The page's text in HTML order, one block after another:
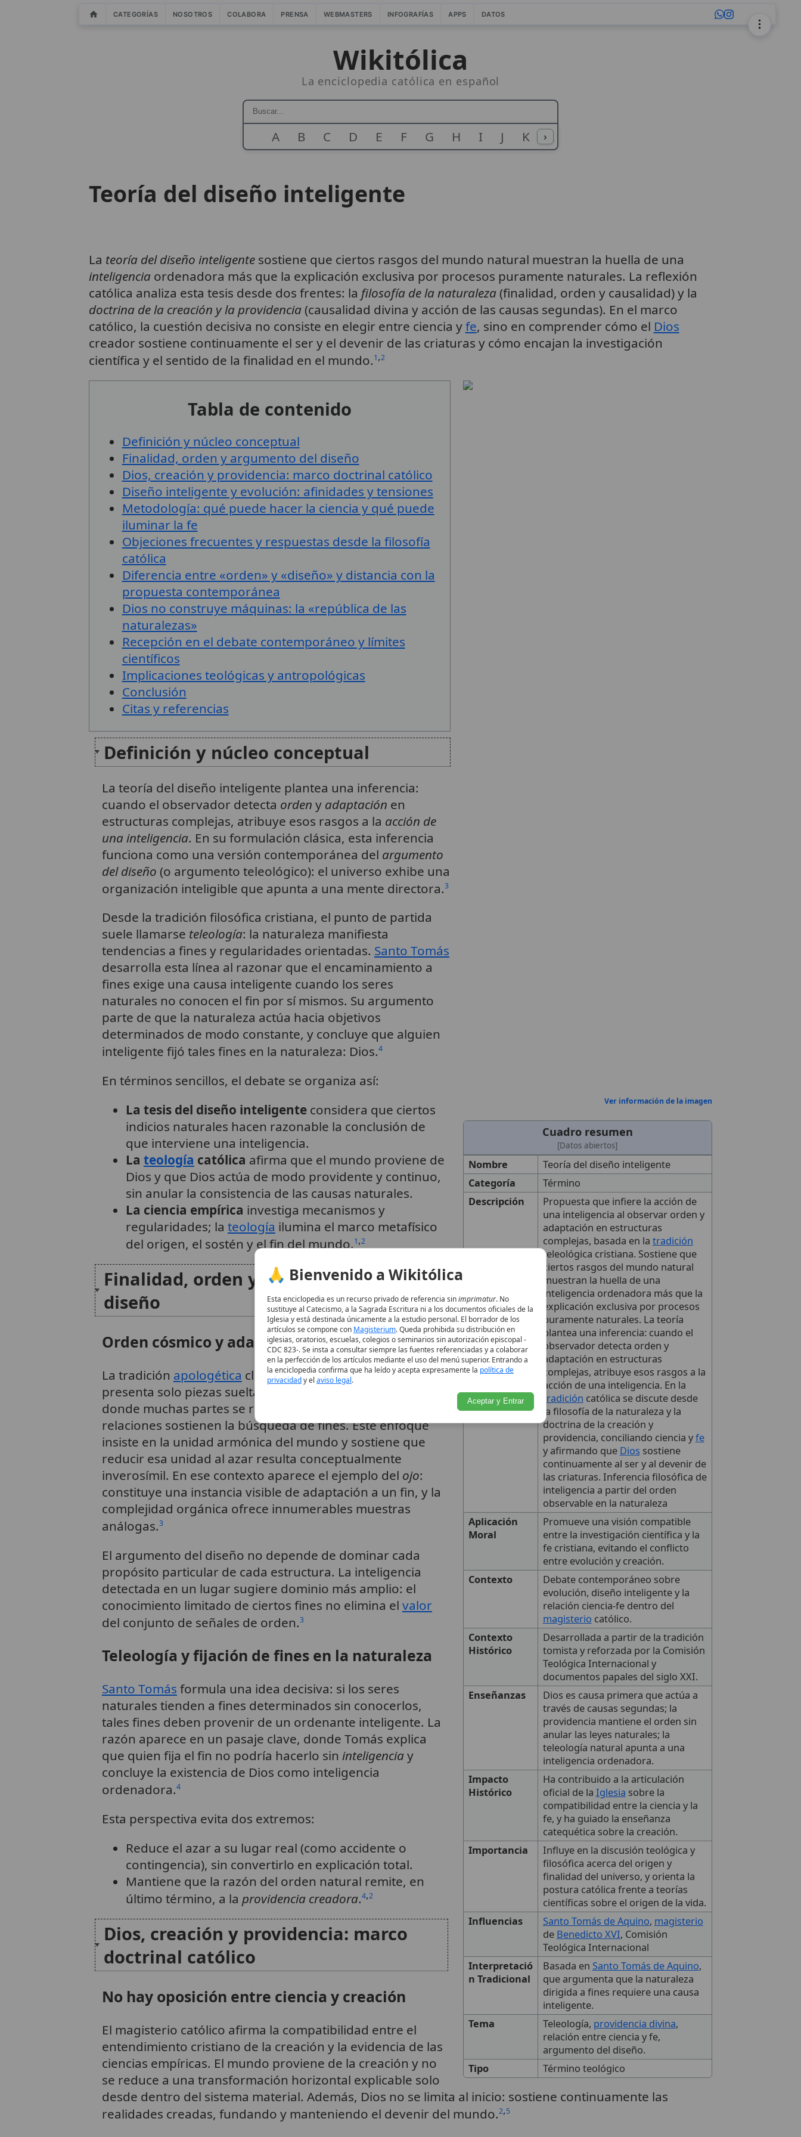
CATEGORÍAS NOSOTROS COLABORA PRENSA WEBMASTERS INFOGRAFÍAS APPS DATOS
Wikitólica
La enciclopedia católica en español
A B C D E F G H I J K L
›
Teoría del diseño inteligente
La teoría del diseño inteligentesostiene que ciertos rasgos del mundo natural muestran la huella de una
inteligenciaordenadora más que la explicación exclusiva por procesos puramente naturales. La reflexión
católica analiza esta tesis desde dos frentes: la filosofía de la naturaleza(finalidad, orden y causalidad) y la
doctrina de la creación y la providencia(causalidad divina y acción de las causas segundas). En el marco
católico, la cuestión decisiva no consiste en elegir entre ciencia yfe, sino en comprender cómo el Dios
creador sostiene continuamente el ser y el devenir de las criaturas y cómo encajan la investigación
científica y el sentido de la finalidad en el mundo.1,2
Ver información de la imagen
Cuadro resumen
[Datos abiertos]
Nombre
Teoría del diseño inteligente
Categoría
Término
Descripción
Propuesta que infiere la acción de
una inteligencia al observar orden y
adaptación en estructuras
complejas, basada en la tradición
teleológica cristiana. Sostiene que
ciertos rasgos del mundo natural
muestran la huella de una
inteligencia ordenadora más que la
explicación exclusiva por procesos
puramente naturales. La teoría
plantea una inferencia: cuando el
observador detecta orden y
adaptación en estructuras
complejas, atribuye esos rasgos a la
acción de una inteligencia. En la
tradición católica se discute desde
la filosofía de la naturaleza y la
doctrina de la creación y
providencia, conciliando ciencia yfe
y afirmando que Dios sostiene
continuamente al ser y al devenir de
las criaturas. Inferencia filosófica de
inteligencia a partir del orden
observable en la naturaleza
Aplicación
Moral
Promueve una visión compatible
entre la investigación científica y la
fe cristiana, evitando el conflicto
entre evolución y creación.
Contexto
Debate contemporáneo sobre
evolución, diseño inteligente y la
relación ciencia-fe dentro del
magisterio católico.
Contexto
Histórico
Desarrollada a partir de la tradición
tomista y reforzada por la Comisión
Teológica Internacional y
documentos papales del siglo XXI.
Enseñanzas
Dios es causa primera que actúa a
través de causas segundas; la
providencia mantiene el orden sin
anular las leyes naturales; la
teleología natural apunta a una
inteligencia ordenadora.
Impacto
Histórico
Ha contribuido a la articulación
oficial de la Iglesia sobre la
compatibilidad entre la ciencia y la
fe, y ha guiado la enseñanza
catequética sobre la creación.
Importancia
Influye en la discusión teológica y
filosófica acerca del origen y
finalidad del universo, y orienta la
postura católica frente a teorías
científicas sobre el origen de la vida.
Influencias
Santo Tomás de Aquino, magisterio
de Benedicto XVI, Comisión
Teológica Internacional
Interpretació
n Tradicional
Basada en Santo Tomás de Aquino,
que argumenta que la naturaleza
dirigida a fines requiere una causa
inteligente.
Tema
Teleología, providencia divina,
relación entre ciencia y fe,
argumento del diseño.
Tipo
Término teológico
Tabla de contenido
Definición y núcleo conceptual
Finalidad, orden y argumento del diseño
Dios, creación y providencia: marco doctrinal católico
Diseño inteligente y evolución: afinidades y tensiones
Metodología: qué puede hacer la ciencia y qué puede
iluminar la fe
Objeciones frecuentes y respuestas desde la filosofía
católica
Diferencia entre «orden» y «diseño» y distancia con la
propuesta contemporánea
Dios no construye máquinas: la «república de las
naturalezas»
Recepción en el debate contemporáneo y límites
científicos
Implicaciones teológicas y antropológicas
Conclusión
Citas y referencias
Definición y núcleo conceptual
La teoría del diseño inteligente plantea una inferencia:
cuando el observador detecta orden y adaptación en
estructuras complejas, atribuye esos rasgos a la acción de
una inteligencia. En su formulación clásica, esta inferencia
funciona como una versión contemporánea del argumento
del diseño (o argumento teleológico): el universo exhibe una
organización inteligible que apunta a una mente directora.3
Desde la tradición filosófica cristiana, el punto de partida
suele llamarse teleología: la naturaleza manifiesta
tendencias a fines y regularidades orientadas. Santo Tomás
desarrolla esta línea al razonar que el encaminamiento a
fines exige una causa inteligente cuando los seres
naturales no conocen el fin por sí mismos. Su argumento
parte de que la naturaleza actúa hacia objetivos
determinados de modo constante, y concluye que alguien
inteligente fijó tales fines en la naturaleza: Dios.4
En términos sencillos, el debate se organiza así:
La tesis del diseño inteligenteconsidera que ciertos
indicios naturales hacen razonable la conclusión de
que interviene una inteligencia.
La teología católica afirma que el mundo proviene de
Dios y que Dios actúa de modo providente y continuo,
sin anular la consistencia de las causas naturales.
La ciencia empírica investiga mecanismos y
regularidades; la teología ilumina el marco metafísico
del origen, el sostén y el fin del mundo.1,2
Finalidad, orden y argumento del
diseño
Orden cósmico y adaptación
La tradición apologética clásica subraya que el universo no
presenta solo piezas sueltas: forma un
donde muchas partes se relacionan según leyes, y esas
relaciones sostienen la búsqueda de fines. Este enfoque
insiste en la unidad armónica del mundo y sostiene que
reducir esa unidad al azar resulta conceptualmente
inverosímil. En ese contexto aparece el ejemplo del ojo:
constituye una instancia visible de adaptación a un fin, y la
complejidad orgánica ofrece innumerables muestras
análogas.3
El argumento del diseño no depende de dominar cada
propósito particular de cada estructura. La inteligencia
detectada en un lugar sugiere dominio más amplio: el
conocimiento limitado de ciertos fines no elimina el valor
del conjunto de señales de orden.3
Teleología y fijación de fines en la naturaleza
Santo Tomás formula una idea decisiva: si los seres
naturales tienden a fines determinados sin conocerlos,
tales fines deben provenir de un ordenante inteligente. La
razón aparece en un pasaje clave, donde Tomás explica
que quien fija el fin no podría hacerlo sin inteligenciay
concluye la existencia de Dios como inteligencia
ordenadora.4
Esta perspectiva evita dos extremos:
Reduce el azar a su lugar real (como accidente o
contingencia), sin convertirlo en explicación total.
Mantiene que la razón del orden natural remite, en
último término, a la providencia creadora.4,2
Dios, creación y providencia: marco
doctrinal católico
No hay oposición entre ciencia y creación
El magisterio católico afirma la compatibilidad entre el
entendimiento cristiano de la creación y la evidencia de las
ciencias empíricas. El mundo proviene de la creación y no
se reduce a una transformación horizontal explicable solo
desde dentro del sistema material. Además, Dios no se limita al inicio: sostiene continuamente las
realidades creadas, fundando y manteniendo el devenir del mundo.2,5
🙏 Bienvenido a Wikitólica
Esta enciclopedia es un recurso privado de referencia sinimprimatur. No
sustituye al Catecismo, a la Sagrada Escritura ni a los documentos oficiales de la
Iglesia y está destinada únicamente a la estudio personal. El borrador de los
artículos se compone con Magisterium. Queda prohibida su distribución en
iglesias, oratorios, escuelas, colegios o seminarios sin autorización episcopal -
CDC 823-. Se insta a consultar siempre las fuentes referenciadas y a colaborar
en la perfección de los artículos mediante el uso del menú superior. Entrando a
la enciclopedia confirma que ha leído y acepta expresamente la política de
privacidady el aviso legal.
Aceptar y Entrar